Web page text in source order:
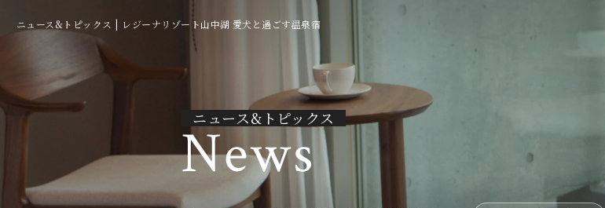
ニュース&トピックス | レジーナリゾート山中湖 愛犬と過ごす温泉宿
ニュース&トピックス
News